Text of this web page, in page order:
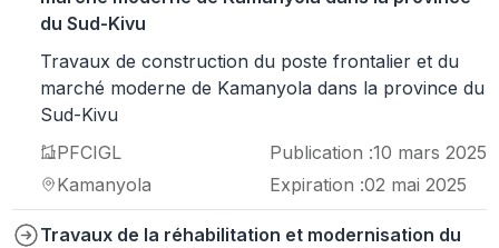
du Sud-Kivu
Travaux de construction du poste frontalier et du
marché moderne de Kamanyola dans la province du
Sud-Kivu
PFCIGL
Kamanyola
Publication :10 mars 2025
Expiration :02 mai 2025
Travaux de la réhabilitation et modernisation du